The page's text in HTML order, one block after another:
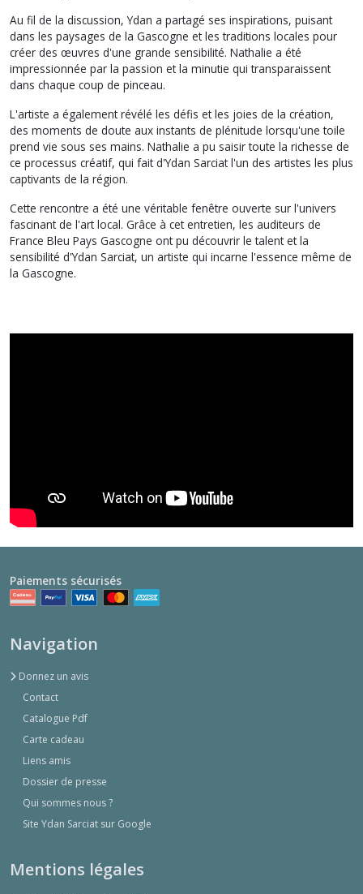
Au fil de la discussion, Ydan a partagé ses inspirations, puisant
dans les paysages de la Gascogne et les traditions locales pour
créer des œuvres d'une grande sensibilité. Nathalie a été
impressionnée par la passion et la minutie qui transparaissent
dans chaque coup de pinceau.
L'artiste a également révélé les défis et les joies de la création,
des moments de doute aux instants de plénitude lorsqu'une toile
prend vie sous ses mains. Nathalie a pu saisir toute la richesse de
ce processus créatif, qui fait d'Ydan Sarciat l'un des artistes les plus
captivants de la région.
Cette rencontre a été une véritable fenêtre ouverte sur l'univers
fascinant de l'art local. Grâce à cet entretien, les auditeurs de
France Bleu Pays Gascogne ont pu découvrir le talent et la
sensibilité d'Ydan Sarciat, un artiste qui incarne l'essence même de
la Gascogne.
Paiements sécurisés
Navigation
Donnez un avis
Contact
Catalogue Pdf
Carte cadeau
Liens amis
Dossier de presse
Qui sommes nous ?
Site Ydan Sarciat sur Google
Mentions légales